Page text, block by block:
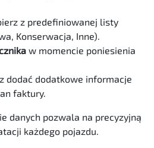
z predefiniowanej listy
Konserwacja, Inne).
w momencie poniesienia
dodać dodatkowe informacje
faktury.
danych pozwala na precyzyjną
każdego pojazdu.